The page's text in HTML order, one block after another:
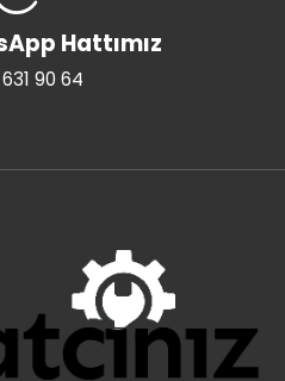
Hattımız
90 64